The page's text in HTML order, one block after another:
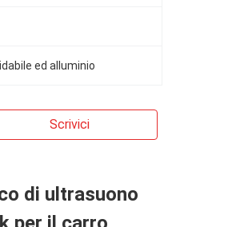
ed alluminio
Scrivici
di ultrasuono